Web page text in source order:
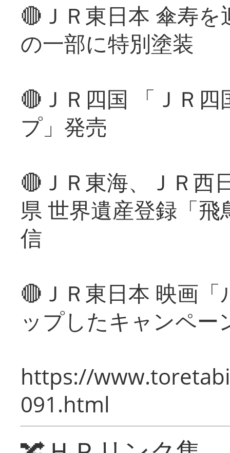
🔴ＪＲ東日本 傘寿
の一部に特別塗装
🔴ＪＲ四国 「ＪＲ
プ」発売
🔴ＪＲ東海、ＪＲ西
県 世界遺産登録「
信
🔴ＪＲ東日本 映画
ップしたキャンペー
https://
091.html